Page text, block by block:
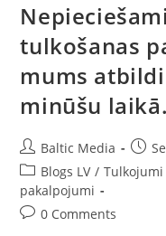
tulkošanas
mums
minūšu laikā.
Post
author:
Baltic Media
Post
Post
category:
Blogs LV / Tulkojumi
pakalpojumi
Post0 Comments